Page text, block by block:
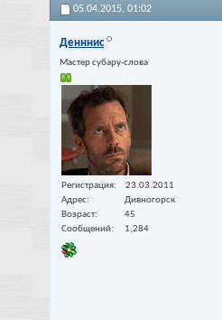
05.04.2015, 01:02
Денннис
Мастер субару-слова
Регистрация
23.03.2011
Адрес
Дивногорск
Возраст
45
Сообщений
1,284